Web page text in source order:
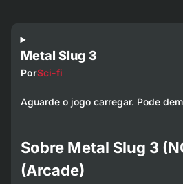
Metal Slug 3
PorSci-fi
Aguarde o jogo carregar. Pode
Sobre Metal Slug 3
(Arcade)